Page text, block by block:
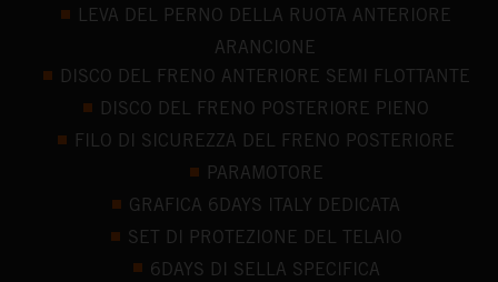
LEVA DEL PERNO DELLA RUOTA ANTERIORE
ARANCIONE
DISCO DEL FRENO ANTERIORE SEMI FLOTTANTE
DISCO DEL FRENO POSTERIORE PIENO
FILO DI SICUREZZA DEL FRENO POSTERIORE
PARAMOTORE
GRAFICA 6DAYS ITALY DEDICATA
SET DI PROTEZIONE DEL TELAIO
6DAYS DI SELLA SPECIFICA